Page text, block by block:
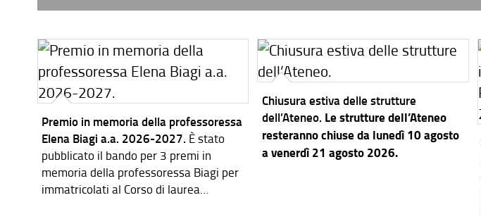
Premio in memoria della professoressa
Elena Biagi a.a. 2026-2027. È stato
pubblicato il bando per 3 premi in
memoria della professoressa Biagi per
immatricolati al Corso di laurea
Chiusura estiva delle strutture
dell’Ateneo. Le strutture dell’Ateneo
resteranno chiuse da lunedì 10 agosto
a venerdì 21 agosto 2026.